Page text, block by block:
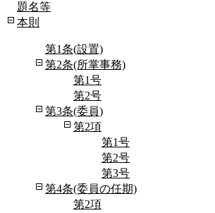
題名等
本則
第1条(設置)
第2条(所掌事務)
第1号
第2号
第3条(委員)
第2項
第1号
第2号
第3号
第4条(委員の任期)
第2項